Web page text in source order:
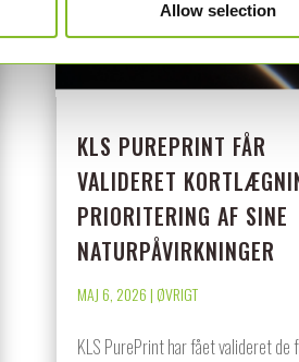
Allow selection
KLS PUREPRINT FÅR
VALIDERET
PRIORITERING AF SINE
NATURPÅVIRKNINGER
MAJ 6, 2026|ØVRIGT
KLS PurePrint har fået valideret de